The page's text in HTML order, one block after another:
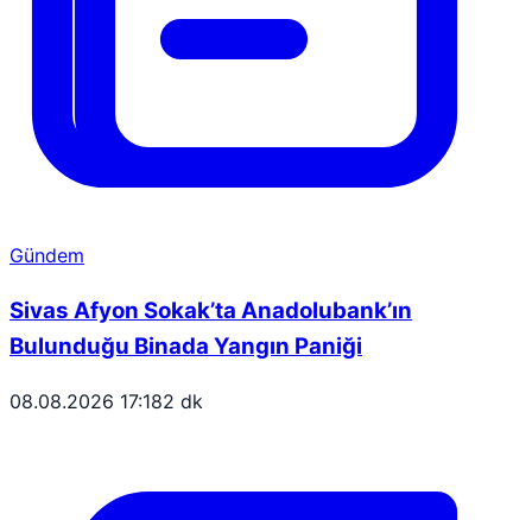
Gündem
Sivas Afyon Sokak’ta Anadolubank’ın
Bulunduğu Binada Yangın Paniği
08.08.2026 17:182 dk